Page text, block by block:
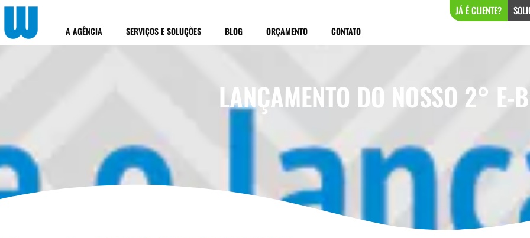
Ir
o
conteúdo
JÁ É CLIENTE?
A AGÊNCIA SERVIÇOS E SOLUÇÕES BLOG ORÇAMENTO CONTATO
LANÇAMENTO DO NOSSO 2° E-